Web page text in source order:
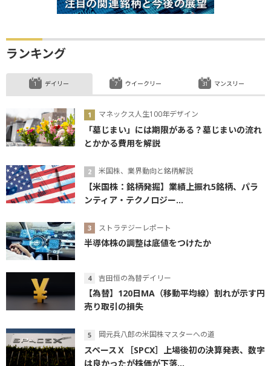
ランキング
デイリー
マネックス人生100年デザイン
「墓じまい」には期限がある？墓じまいの流れ
とかかる費用を解説
米国株、業界動向と銘柄解説
【米国株：銘柄発掘】業績上振れ5銘柄、パラ
ンティア・テクノロジー...
ストラテジーレポート
半導体株の調整は底値をつけたか
吉田恒の為替デイリー
【為替】120日MA（移動平均線）割れが示す円
売り取引の損失
岡元兵八郎の米国株マスターへの道
スペースＸ［SPCX］上場後初の決算発表、数字
は良かったが株価が下落...
ウイークリー マンスリー